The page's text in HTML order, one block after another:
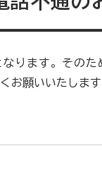
ります。そのた
お願いいたします